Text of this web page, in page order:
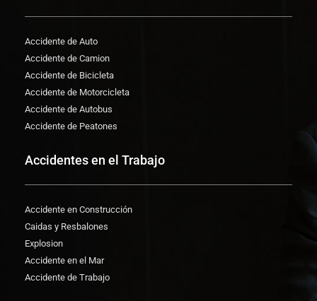
Accidente de Auto
Accidente de Camion
Accidente de Bicicleta
Accidente de Motorcicleta
Accidente de Autobus
Accidente de Peatones
Accidentes en el Trabajo
Accidente en Construcción
Caidas y Resbalones
Explosion
Accidente en el Mar
Accidente de Trabajo